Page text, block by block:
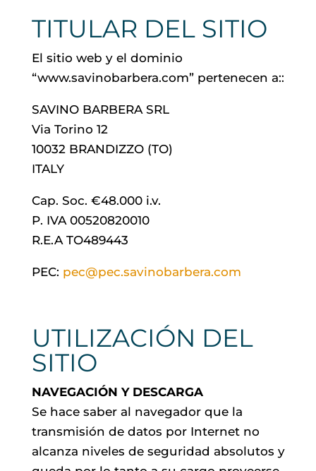
TITULAR DEL SITIO
El sitio web y el dominio
“www.savinobarbera.com” pertenecen a::
SAVINO BARBERA SRL
Via Torino 12
10032 BRANDIZZO (TO)
ITALY
Cap. Soc. €48.000 i.v.
P. IVA 00520820010
R.E.A TO489443
PEC: pec@pec.savinobarbera.com
UTILIZACIÓN DEL
SITIO
NAVEGACIÓN Y DESCARGA
Se hace saber al navegador que la
transmisión de datos por Internet no
alcanza niveles de seguridad absolutos y